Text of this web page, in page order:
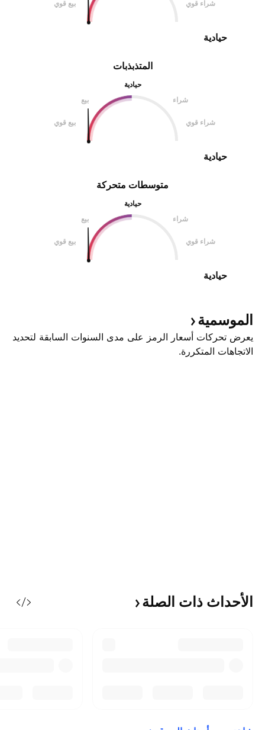
المتذبذبات
حيادية
بيع
شراء
بيع قوي شراء قوي
حيادية
بيع قوي شراء قوي
حيادية
متوسطات متحركة
حيادية
بيع
شراء
بيع قوي شراء قوي
حيادية
الموسمية
يعرض تحركات أسعار الرمز على مدى السنوات السابقة لتحديد
الاتجاهات المتكررة.
الأحداث ذات الصلة